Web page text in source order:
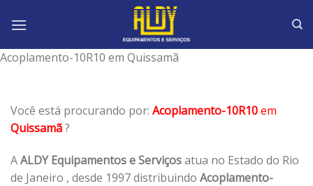
Acoplamento-10R10 em Quissamã
Você está procurando por: Acoplamento-10R10em
Quissamã?
AALDY Equipamentos e Serviçosatua no Estado do Rio
de Janeiro , desde 1997 distribuindo Acoplamento-